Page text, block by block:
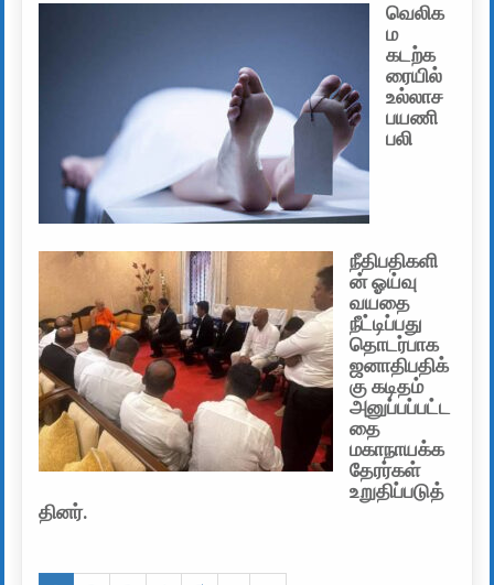
வெலிக
ம
கடற்க
ரையில்
உல்லாச
பயணி
பலி
நீதிபதிகளி
ன் ஓய்வு
வயதை
நீட்டிப்பது
தொடர்பாக
ஜனாதிபதிக்
கு கடிதம்
அனுப்பப்பட்ட
தை
மகாநாயக்க
தேரர்கள்
உறுதிப்படுத்
தினர்.